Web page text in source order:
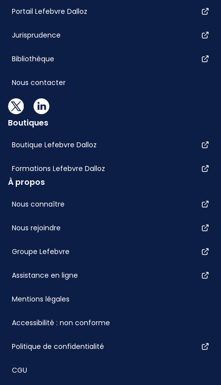
Portail Lefebvre Dalloz
Jurisprudence
Bibliothèque
Nous contacter
Boutiques
Boutique Lefebvre Dalloz
Formations Lefebvre Dalloz
À propos
Nous connaître
Nous rejoindre
Groupe Lefebvre
Assistance en ligne
Mentions légales
Accessibilité : non conforme
Politique de confidentialité
CGU